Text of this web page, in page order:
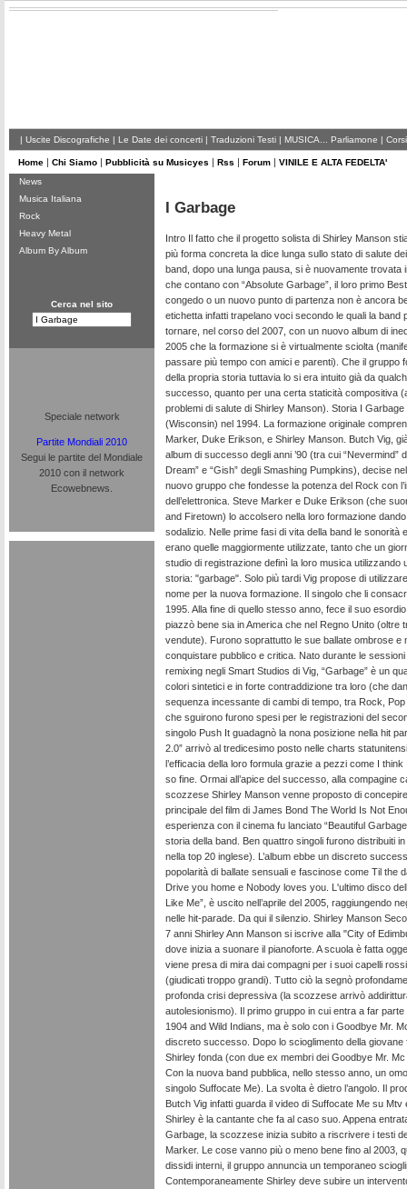
| Uscite Discografiche | Le Date dei concerti | Traduzioni Testi | MUSICA... Parliamone |
Home | Chi Siamo | Pubblicità su Musicyes | Rss | Forum | VINILE E ALTA FEDELTA'
News
Musica Italiana
Rock
Heavy Metal
Album By Album
Cerca nel sito
Speciale network
Partite Mondiali 2010
Segui le partite del Mondiale
2010 con il network
Ecowebnews.
I Garbage
Intro Il fatto che il progetto solista di Shirley Manson
più forma concreta la dice lunga sullo stato di salute
band, dopo una lunga pausa, si è nuovamente trovata
che contano con “Absolute Garbage”, il loro primo
congedo o un nuovo punto di partenza non è ancora
etichetta infatti trapelano voci secondo le quali la band
tornare, nel corso del 2007, con un nuovo album di
2005 che la formazione si è virtualmente sciolta
passare più tempo con amici e parenti). Che il gruppo
della propria storia tuttavia lo si era intuito già da
successo, quanto per una certa staticità compositiva
problemi di salute di Shirley Manson). Storia I
(Wisconsin) nel 1994. La formazione originale
Marker, Duke Erikson, e Shirley Manson. Butch Vig,
album di successo degli anni ’90 (tra cui “Nevermind”
Dream” e “Gish” degli Smashing Pumpkins), decise
nuovo gruppo che fondesse la potenza del Rock con
dell’elettronica. Steve Marker e Duke Erikson (che
and Firetown) lo accolsero nella loro formazione dando
sodalizio. Nelle prime fasi di vita della band le sonorità
erano quelle maggiormente utilizzate, tanto che un
studio di registrazione definì la loro musica utilizzando
storia: "garbage". Solo più tardi Vig propose di
nome per la nuova formazione. Il singolo che li
1995. Alla fine di quello stesso anno, fece il suo
piazzò bene sia in America che nel Regno Unito (oltre
vendute). Furono soprattutto le sue ballate ombrose e
conquistare pubblico e critica. Nato durante le
remixing negli Smart Studios di Vig, “Garbage” è un
colori sintetici e in forte contraddizione tra loro (che
sequenza incessante di cambi di tempo, tra Rock,
che sguirono furono spesi per le registrazioni del
singolo Push It guadagnò la nona posizione nella hit
2.0” arrivò al tredicesimo posto nelle charts
l’efficacia della loro formula grazie a pezzi come I
so fine. Ormai all’apice del successo, alla compagine
scozzese Shirley Manson venne proposto di
principale del film di James Bond The World Is Not
esperienza con il cinema fu lanciato “Beautiful
storia della band. Ben quattro singoli furono distribuiti
nella top 20 inglese). L’album ebbe un discreto
popolarità di ballate sensuali e fascinose come Til the
Drive you home e Nobody loves you. L'ultimo disco
Like Me”, è uscito nell’aprile del 2005, raggiungendo
nelle hit-parade. Da qui il silenzio. Shirley Manson
7 anni Shirley Ann Manson si iscrive alla "City of
dove inizia a suonare il pianoforte. A scuola è fatta
viene presa di mira dai compagni per i suoi capelli
(giudicati troppo grandi). Tutto ciò la segnò
profonda crisi depressiva (la scozzese arrivò
autolesionismo). Il primo gruppo in cui entra a far parte
1904 and Wild Indians, ma è solo con i Goodbye Mr.
discreto successo. Dopo lo scioglimento della giovane
Shirley fonda (con due ex membri dei Goodbye Mr.
Con la nuova band pubblica, nello stesso anno, un
singolo Suffocate Me). La svolta è dietro l’angolo. Il
Butch Vig infatti guarda il video di Suffocate Me su
Shirley è la cantante che fa al caso suo. Appena
Garbage, la scozzese inizia subito a riscrivere i testi
Marker. Le cose vanno più o meno bene fino al 2003,
dissidi interni, il gruppo annuncia un temporaneo
Contemporaneamente Shirley deve subire un